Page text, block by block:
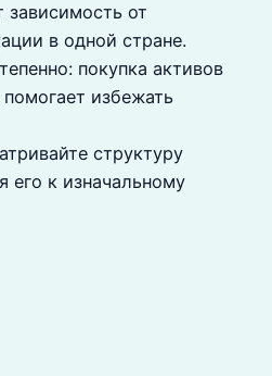
зависимость от
в одной стране.
покупка активов
избежать
структуру
его к изначальному